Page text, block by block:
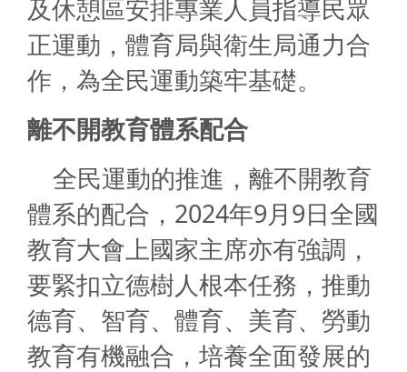
及休憩區安排專業人員指導民眾
正運動，體育局與衛生局通力合
作，為全民運動築牢基礎。
離不開教育體系配合
全民運動的推進，離不開教育
體系的配合， 2024年9月 9 日全國
教育大會上國家主席亦有強調，
要緊扣立德樹人根本任務，推動
德育、智育、體育、美育、勞動
教育有機融合，培養全面發展的